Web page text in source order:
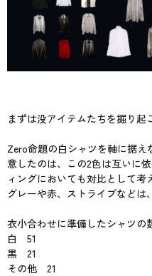
まずは没アイテムたちを掘り起
Zero命題の白シャツを軸に据
意したのは、この2色は互いに
ィングにおいても対比として考
グレーや赤、ストライプなどは
衣小合わせに準備したシャツの
白 51
黒 21
その他 21